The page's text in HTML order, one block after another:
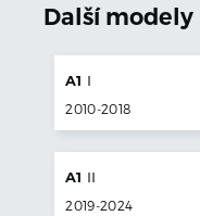
Další modely
A1 I
2010-2018
A1 II
2019-2024